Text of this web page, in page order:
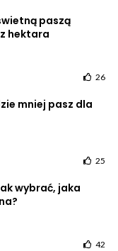
paszą
hektara
26
mniej pasz dla
25
wybrać, jaka
42